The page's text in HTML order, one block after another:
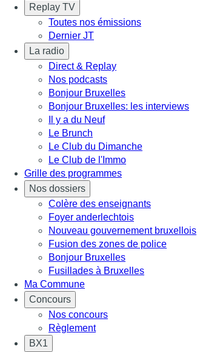
Replay TV
Toutes nos émissions
Dernier JT
La radio
Direct & Replay
Nos podcasts
Bonjour Bruxelles
Bonjour Bruxelles: les interviews
Il y a du Neuf
Le Brunch
Le Club du Dimanche
Le Club de l'Immo
Grille des programmes
Nos dossiers
Colère des enseignants
Foyer anderlechtois
Nouveau gouvernement bruxellois
Fusion des zones de police
Bonjour Bruxelles
Fusillades à Bruxelles
Ma Commune
Concours
Nos concours
Règlement
BX1